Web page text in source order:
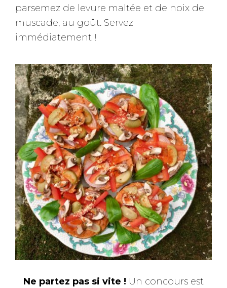
parsemez de levure maltée et de noix de
muscade, au goût. Servez
immédiatement !
Ne partez pas si vite ! Un concours est